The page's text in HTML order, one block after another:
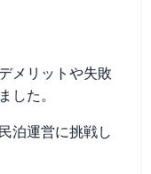
メリットや失敗
した。
泊運営に挑戦し